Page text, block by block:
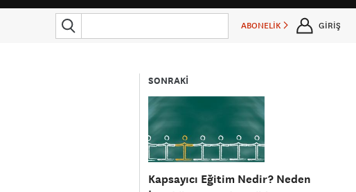
ABONELİK GİRİŞ
SONRAKİ
Kapsayıcı Eğitim Nedir? Neden